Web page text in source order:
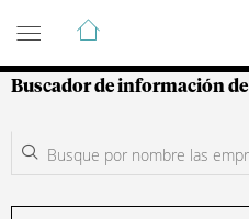
Guía de Empresas
Buscador de información